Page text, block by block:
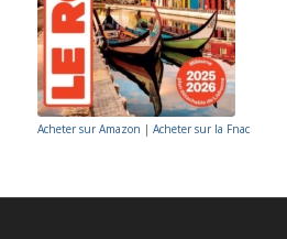
Acheter sur Amazon | Acheter sur la Fnac